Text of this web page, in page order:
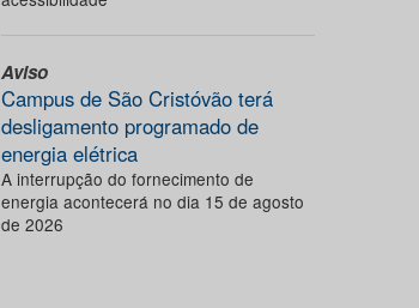
Aviso
Campus de São Cristóvão terá
desligamento programado de
energia elétrica
A interrupção do fornecimento de
energia acontecerá no dia 15 de agosto
de 2026